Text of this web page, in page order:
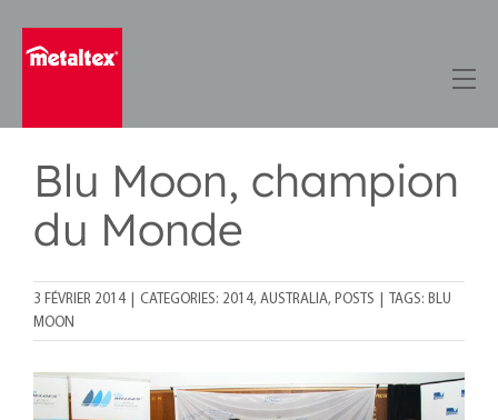
Blu Moon, champion
du Monde
3 FÉVRIER 2014 CATEGORIES: 2014, AUSTRALIA, POSTS TAGS: BLU
MOON